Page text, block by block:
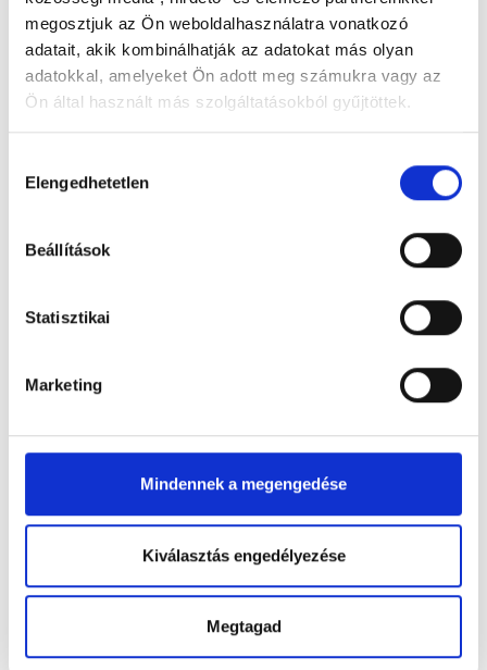
megosztjuk az Ön weboldalhasználatra vonatkozó
adatait, akik kombinálhatják az adatokat más olyan
adatokkal, amelyeket Ön adott meg számukra vagy az
Ön által használt más szolgáltatásokból gyűjtöttek.
kiválasztása
Elengedhetetlen
Beállítások
Statisztikai
Marketing
Mindennek a megengedése
Kiválasztás engedélyezése
Megtagad
Mátra 1 mahagóni
Mátra 1 dió